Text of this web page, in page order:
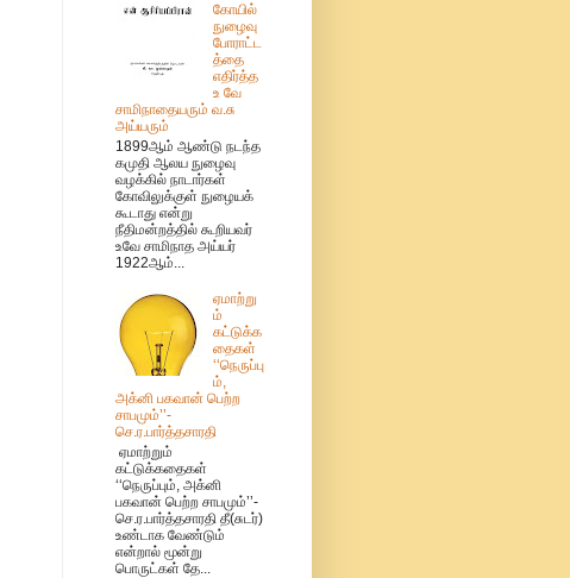
கோயில்
நுழைவு
போராட்ட
த்தை
எதிர்த்த
உ வே
சாமிநாதையரும் வ.சு
அய்யரும்
1899ஆம் ஆண்டு நடந்த
கமுதி ஆலய நுழைவு
வழக்கில் நாடார்கள்
கோவிலுக்குள் நுழையக்
கூடாது என்று
நீதிமன்றத்தில் கூறியவர்
உவே சாமிநாத அய்யர்
1922ஆம்...
ஏமாற்று
ம்
கட்டுக்க
தைகள்
‘‘நெருப்பு
ம்,
அக்னி பகவான் பெற்ற
சாபமும்’’-
செ.ர.பார்த்தசாரதி
ஏமாற்றும்
கட்டுக்கதைகள்
‘‘நெருப்பும், அக்னி
பகவான் பெற்ற சாபமும்’’-
செ.ர.பார்த்தசாரதி தீ(சுடர்)
உண்டாக வேண்டும்
என்றால் மூன்று
பொருட்கள் தே...